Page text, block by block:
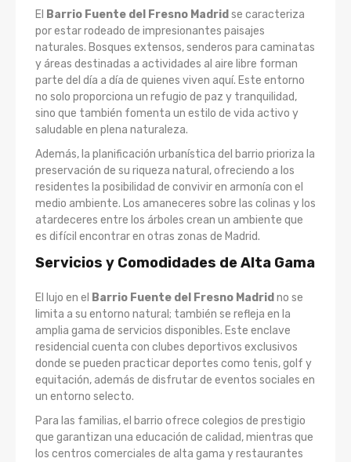
El Barrio Fuente del Fresno Madrid se caracteriza
por estar rodeado de impresionantes paisajes
naturales. Bosques extensos, senderos para caminatas
y áreas destinadas a actividades al aire libre forman
parte del día a día de quienes viven aquí. Este entorno
no solo proporciona un refugio de paz y tranquilidad,
sino que también fomenta un estilo de vida activo y
saludable en plena naturaleza.
Además, la planificación urbanística del barrio prioriza la
preservación de su riqueza natural, ofreciendo a los
residentes la posibilidad de convivir en armonía con el
medio ambiente. Los amaneceres sobre las colinas y los
atardeceres entre los árboles crean un ambiente que
es difícil encontrar en otras zonas de Madrid.
Servicios y Comodidades de Alta Gama
El lujo en el Barrio Fuente del Fresno Madrid no se
limita a su entorno natural; también se refleja en la
amplia gama de servicios disponibles. Este enclave
residencial cuenta con clubes deportivos exclusivos
donde se pueden practicar deportes como tenis, golf y
equitación, además de disfrutar de eventos sociales en
un entorno selecto.
Para las familias, el barrio ofrece colegios de prestigio
que garantizan una educación de calidad, mientras que
los centros comerciales de alta gama y restaurantes